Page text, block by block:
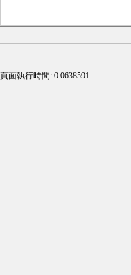
頁面執行時間: 0.0638591